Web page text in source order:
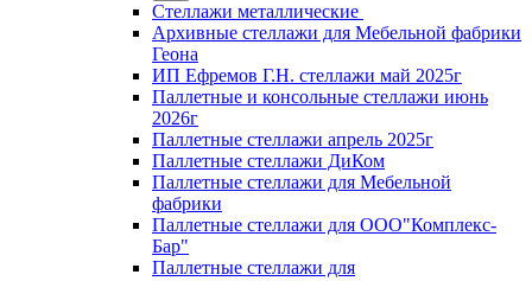
Стеллажи металлические
Архивные стеллажи для Мебельной фабрики
Геона
ИП Ефремов Г.Н. стеллажи май 2025г
Паллетные и консольные стеллажи июнь
2026г
Паллетные стеллажи апрель 2025г
Паллетные стеллажи ДиКом
Паллетные стеллажи для Мебельной
фабрики
Паллетные стеллажи для ООО"Комплекс-
Бар"
Паллетные стеллажи для